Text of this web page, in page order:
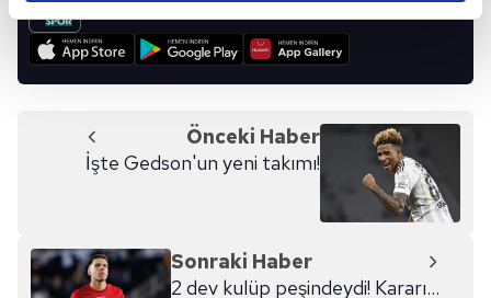
kalemimiz olduğunu sizlere hatırlatmak isteriz.
Her halükârda, kullanıcılar, bu çerezlere izin vermedikleri
gösterilmeyecektir."
Sizlere daha iyi bir hizmet sunabilmek için İnternet
Sitemizde kendimize ve üçüncü kişilere ait çerezler
kullanılmaktadır. Bu çerezler vasıtasıyla çeşitli kişisel
verileriniz işlenmekte olup gerekli olan çerezler bilgi
UYGULAMALARIMIZI İNDİRİN!
Önceki Haber
İşte Gedson'un yeni takımı!
Sonraki Haber
2 dev kulüp peşindeydi! Kararı...